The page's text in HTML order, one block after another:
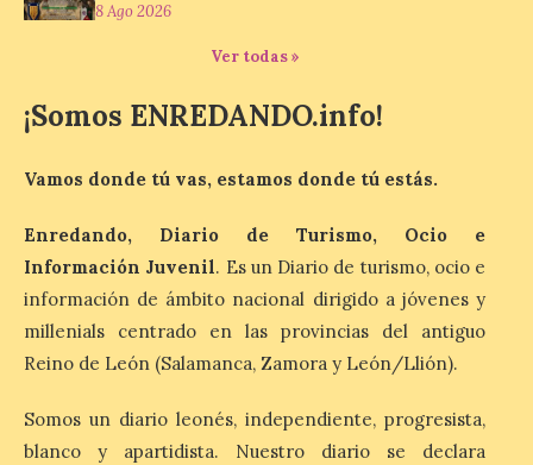
8 Ago 2026
inaugurará el sábado día 8
durante la ‘Feria de
mes de noviembre, con […]
La Bañeza inicia sus
fiestas con el pregón a
cargo de Arturo Martínez
Matilla
8 Ago 2026
8 Ago 2026
Ver todas »
¡Somos ENREDANDO.info!
Vamos donde tú vas, estamos donde tú estás.
Enredando, Diario de Turismo, Ocio e
Información Juvenil. Es un Diario de turismo, ocio e
información de ámbito nacional dirigido a jóvenes y
millenials centrado en las provincias del antiguo
Reino de León (Salamanca, Zamora y León/Llión).
Somos un diario leonés, independiente, progresista,
blanco y apartidista. Nuestro diario se declara